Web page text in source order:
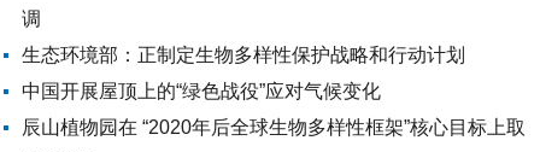
调
生态环境部：正制定生物多样性保护战略和行动计划
中国开展屋顶上的“绿色战役”应对气候变化
辰山植物园在 “2020年后全球生物多样性框架”核心目标上取